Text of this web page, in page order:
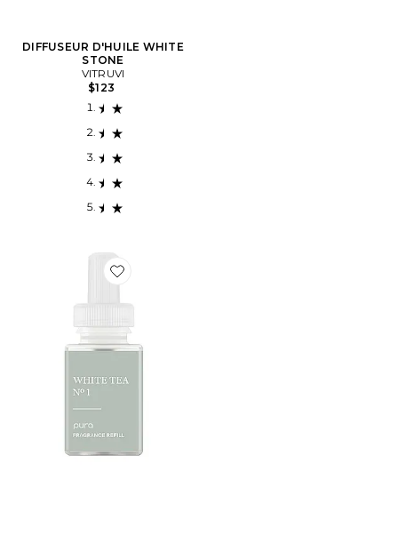
DIFFUSEUR D'HUILE WHITE
STONE
VITRUVI
$123
Favorite RECHARGE POUR DIFFUSEUR PURA WHITE